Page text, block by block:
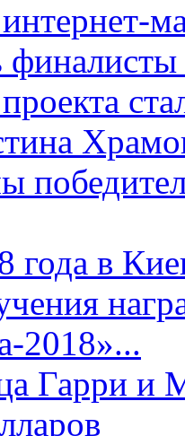
года в
2018»...
Гарри и